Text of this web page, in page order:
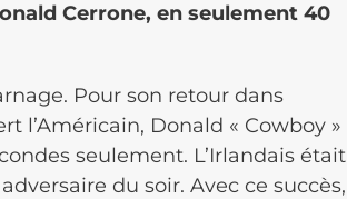
Cerrone, en seulement 40
Pour son retour dans
l’Américain, Donald « Cowboy »
seulement. L’Irlandais était
du soir. Avec ce succès,